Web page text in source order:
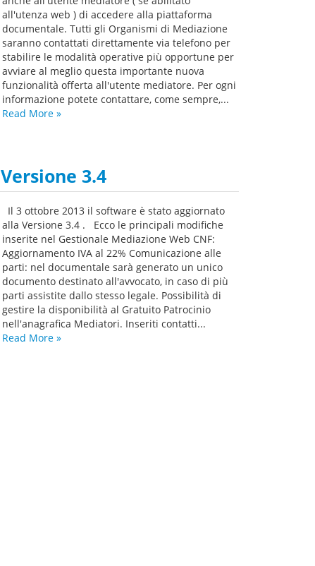
all'utenza web ) di accedere alla piattaforma
documentale. Tutti gli Organismi di Mediazione
saranno contattati direttamente via telefono per
stabilire le modalità operative più opportune per
avviare al meglio questa importante nuova
funzionalità offerta all'utente mediatore. Per ogni
informazione potete contattare, come sempre,...
Read More »
Versione 3.4
Il 3 ottobre 2013 il software è stato aggiornato
alla Versione 3.4 . Ecco le principali modifiche
inserite nel Gestionale Mediazione Web CNF:
Aggiornamento IVA al 22% Comunicazione alle
parti: nel documentale sarà generato un unico
documento destinato all'avvocato, in caso di più
parti assistite dallo stesso legale. Possibilità di
gestire la disponibilità al Gratuito Patrocinio
nell'anagrafica Mediatori. Inseriti contatti...
Read More »